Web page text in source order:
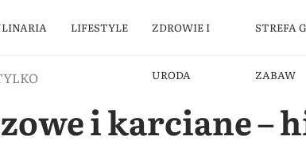
LIFESTYLE ZDROWIE I
URODA
STREFA
ZABAW
i karciane –